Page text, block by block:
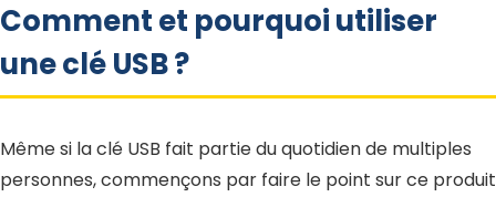
Comment et pourquoi utiliser
une clé USB ?
Même si la clé USB fait partie du quotidien de multiples
personnes, commençons par faire le point sur ce produit